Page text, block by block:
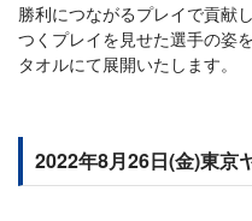
勝利につながるプレイで貢献
つくプレイを見せた選手の姿
タオルにて展開いたします。
2022年8月26日(金)東京